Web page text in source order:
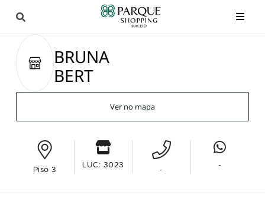
BRUNA
BERT
Ver no mapa
Piso 3
LUC: 3023
-
-